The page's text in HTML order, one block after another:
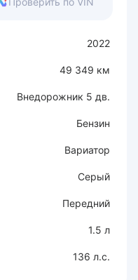
2022
49 349 км
Внедорожник 5 дв.
Бензин
Вариатор
Серый
Передний
1.5 л
136 л.с.